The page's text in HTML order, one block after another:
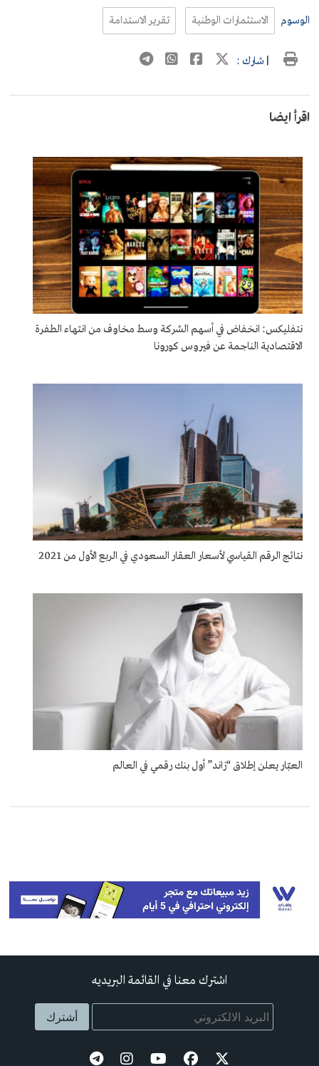
الوسوم الاستثمارات الوطنية تقرير الاستدامة
| شارك :
اقرأ ايضا
نتفليكس: انخفاض في أسهم الشركة وسط مخاوف من انتهاء الطفرة
الاقتصادية الناجمة عن فيروس كورونا
نتائج الرقم القياسي لأسعار العقار السعودي في الربع الأول من 2021
العبّار يعلن إطلاق “زاند” أول بنك رقمي في العالم
اشترك معنا في القائمة البريديه